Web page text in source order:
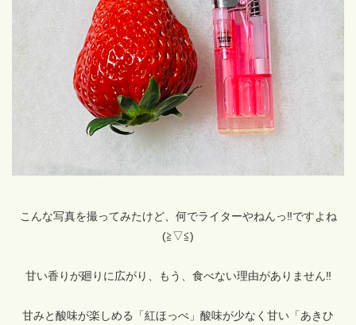
こんな写真を撮ってみたけど、何でライターやねんっ‼ですよね
(≧▽≦)
甘い香りが廻りに広がり、もう、食べない理由がありません‼
甘みと酸味が楽しめる「紅ほっぺ」酸味が少なく甘い「あきひ